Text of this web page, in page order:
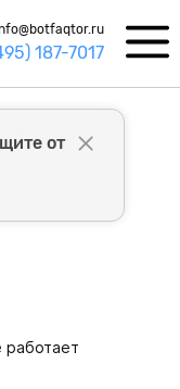
187-7017
Ботфактор
работает
от